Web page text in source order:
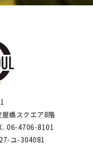
橋スクエア8階
06-4706-8101
ユ-304081